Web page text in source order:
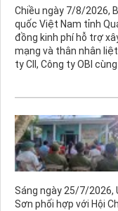
Chiều ngày 7/8/2026,
quốc Việt Nam tỉnh
đồng kinh phí hỗ trợ
mạng và thân nhân
ty CII, Công ty OBI
Sáng ngày 25/7/2026,
Sơn phối hợp với Hội